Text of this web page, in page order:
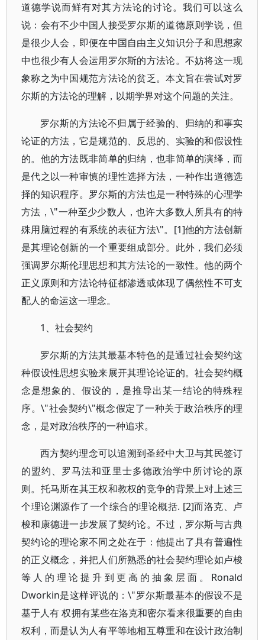
道德学说而鲜有对其方法论的讨论。我们可以这么
说：会有不少中国人接受罗尔斯的道德原则学说，但
是很少人会，即便在中国自由主义知识分子和思想家
中也很少有人会运用罗尔斯的方法论。不妨将这一现
象称之为中国规范方法论的贫乏。本文旨在尝试对罗
尔斯的方法论的理解，以期学界对这个问题的关注。
罗尔斯的方法论不归属于经验的、归纳的和事实
论证的方法，它是规范的、反思的、实验的和假设性
的。他的方法既非简单的归纳，也非简单的演绎，而
是代之以一种审慎的理性选择方法，一种作出道德选
择的知识程序。罗尔斯的方法也是一种特殊的心理学
方法，\"一种至少少数人，也许大多数人所具有的特
殊用脑过程的有系统的表征方法\"。[1]他的方法创新
是其理论创新的一个重要组成部分。此外，我们必须
强调罗尔斯伦理思想和其方法论的一致性。他的两个
正义原则和方法论特征都渗透或体现了偶然性不可支
配人的命运这一理念。
1、社会契约
罗尔斯的方法其最基本特色的是通过社会契约这
种假设性思想实验来展开其理论论证的。社会契约概
念是想象的、假设的，是推导出某一结论的特殊程
序。\"社会契约\"概念假定了一种关于政治秩序的理
念，是对政治秩序的一种追求。
西方契约理念可以追溯到圣经中大卫与其民签订
的盟约、罗马法和亚里士多德政治学中所讨论的原
则。托马斯在其王权和教权的竞争的背景上对上述三
个理论渊源作了一个综合的理论概括. [2]而洛克、卢
梭和康德进一步发展了契约论。不过，罗尔斯与古典
契约论的理论家不同之处在于：他提出了具有普遍性
的正义概念，并把人们所熟悉的社会契约理论如卢梭
等人的理论提升到更高的抽象层面。Ronald
Dworkin是这样评说的：\"罗尔斯最基本的假设不是
基于人有 权拥有某些在洛克和密尔看来很重要的自由
权利，而是认为人有平等地相互尊重和在设计政治制